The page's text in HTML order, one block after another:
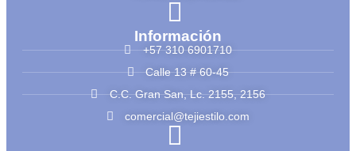
Información
+57 310 6901710
Calle 13 # 60-45
C.C. Gran San, Lc. 2155, 2156
comercial@tejiestilo.com